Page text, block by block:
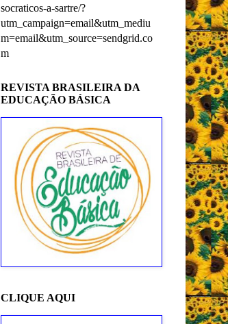
socraticos-a-sartre/?
utm_campaign=email&utm_mediu
m=email&utm_source=sendgrid.co
m
REVISTA BRASILEIRA DA
EDUCAÇÃO BÁSICA
CLIQUE AQUI